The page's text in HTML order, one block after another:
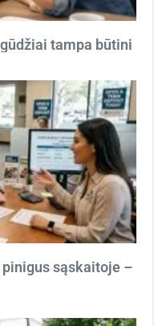
tampa būtini
sąskaitoje –